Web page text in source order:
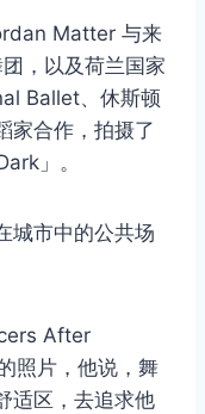
Matter 与来
，以及荷兰国家
Ballet、休斯顿
家合作，拍摄了
」。
城市中的公共场
After
照片，他说，舞
适区，去追求他